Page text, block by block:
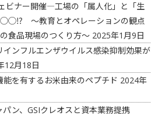
ビナー開催―工場の「属人化」と「生
◯◯⁉ ～教育とオペレーションの観点
食品現場のつくり方～ 2025年1月9日
インフルエンザウイルス感染抑制効果が
12月18日
を有するお米由来のペプチド 2024年
パン、GSIクレオスと資本業務提携